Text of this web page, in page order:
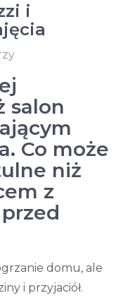
i
salon
Co może
niż
z
domu, ale
i przyjaciół.